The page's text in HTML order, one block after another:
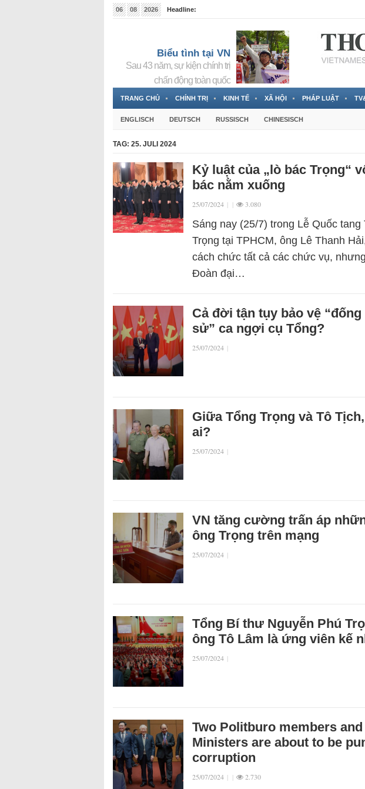
06 08 2026
Headline:
Biểu tình tại VN
Sau 43 năm, sự kiện chính trị
chấn động toàn quốc
TRANG CHỦ CHÍNH TRỊ KINH TẾ XÃ HỘI PHÁP LUẬT
ENGLISCH DEUTSCH RUSSISCH CHINESISCH
TAG: 25. JULI 2024
Kỷ luật của „lò bác Trọng“
bác nằm xuống
25/07/2024 | | 3.080
Sáng nay (25/7) trong Lễ Quốc
Trọng tại TPHCM, ông Lê Thanh
cách chức tất cả các chức vụ,
Đoàn đại…
Cả đời tận tụy bảo vệ
sử” ca ngợi cụ Tổng?
25/07/2024 |
Giữa Tổng Trọng và Tô
ai?
25/07/2024 |
VN tăng cường trấn áp
ông Trọng trên mạng
25/07/2024 |
Tổng Bí thư Nguyễn Phú
ông Tô Lâm là ứng viên kế
25/07/2024 |
Two Politburo members
Ministers are about to be
corruption
25/07/2024 | | 2.730